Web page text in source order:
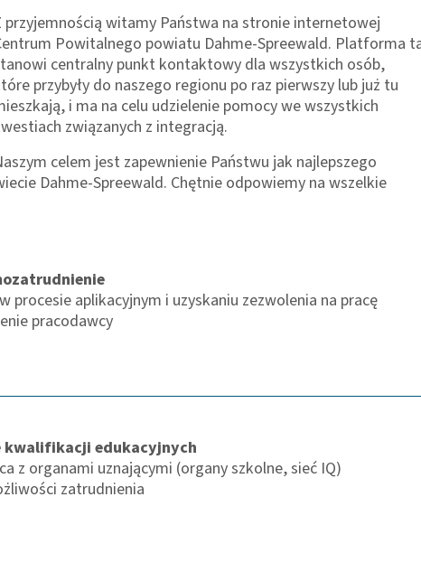
przyjemnością witamy Państwa na stronie internetowej
Powitalnego powiatu Dahme-Spreewald. Platforma
centralny punkt kontaktowy dla wszystkich osób,
przybyły do naszego regionu po raz pierwszy lub już tu
i ma na celu udzielenie pomocy we wszystkich
związanych z integracją.
celem jest zapewnienie Państwu jak najlepszego
Dahme-Spreewald. Chętnie odpowiemy na wszelkie
procesie aplikacyjnym i uzyskaniu zezwolenia na pracę
pracodawcy
kwalifikacji edukacyjnych
z organami uznającymi (organy szkolne, sieć IQ)
zatrudnienia